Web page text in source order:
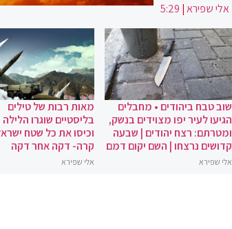
אלי שפירא|
5:29
שוב טבח ביהודים • מחבלים
הגיעו לעיר יפו מצוידים בנשק,
ומטרתם: רצח יהודים | שבעה
קדושים נרצחו | השם יקום דמם
אלי שפירא
מאות רבות של טילים
בליסטיים שוגרו
וכיסו את כל שטח
קרה- דקה אחר דקה
אלי שפירא